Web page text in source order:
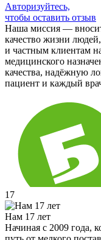
Авторизуйтесь,
чтобы оставить отзыв
Наша миссия —
качество жизни
и частным клиентам
медицинского
качества, надёжную
пациент и каждый
17
Нам 17 лет
Начиная с 2009 года,